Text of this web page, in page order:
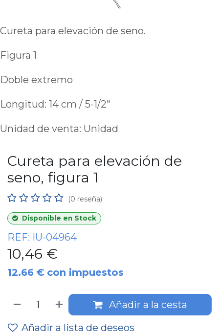
Cureta para elevación de seno.
Figura 1
Doble extremo
Longitud: 14 cm / 5-1/2"
Unidad de venta: Unidad
Cureta para elevación de
seno, figura 1
(0 reseña)
Disponible en Stock
REF: IU-04964
10,46 €
12.66 € con impuestos
Añadir a la cesta
Añadir a lista de deseos